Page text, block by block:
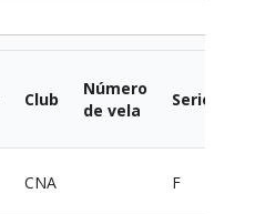
Club
Número
de vela
Serie
CNA F